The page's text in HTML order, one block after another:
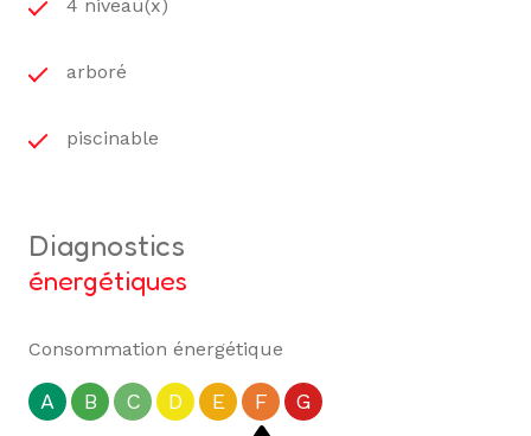
15000 AURILLAC.
Mail : contact@duclauximmo.com
est exposé sont disponibles sur le site
4 niveau(x)
arboré
piscinable
diagnostics
énergétiques
Consommation énergétique
A B C D E F G